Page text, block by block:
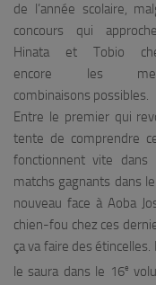
de l’année scolaire,
concours qui
Hinata et Tobio
encore les
combinaisons possibles.
Entre le premier qui
tente de comprendre
fonctionnent vite dans
matchs gagnants dans
nouveau face à Aoba
chien-fou chez ces
ça va faire des
le saura dans le 16e